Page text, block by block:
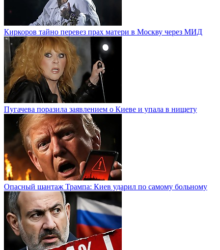
Киркоров тайно перевез прах матери в Москву через МИД
Пугачева поразила заявлением о Киеве и упала в нищету
Опасный шантаж Трампа: Киев ударил по самому больному